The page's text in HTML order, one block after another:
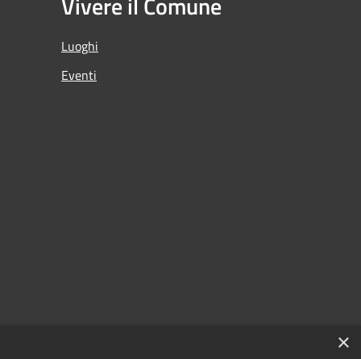
Luoghi
Eventi
×